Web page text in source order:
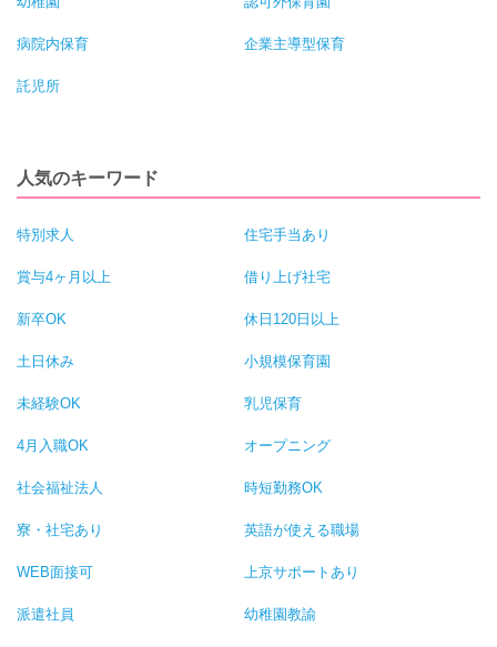
病院内保育 企業主導型保育
託児所
人気のキーワード
特別求人 住宅手当あり
賞与4ヶ月以上 借り上げ社宅
新卒OK 休日120日以上
土日休み 小規模保育園
未経験OK 乳児保育
4月入職OK オープニング
社会福祉法人 時短勤務OK
寮・社宅あり 英語が使える職場
WEB面接可 上京サポートあり
派遣社員 幼稚園教諭